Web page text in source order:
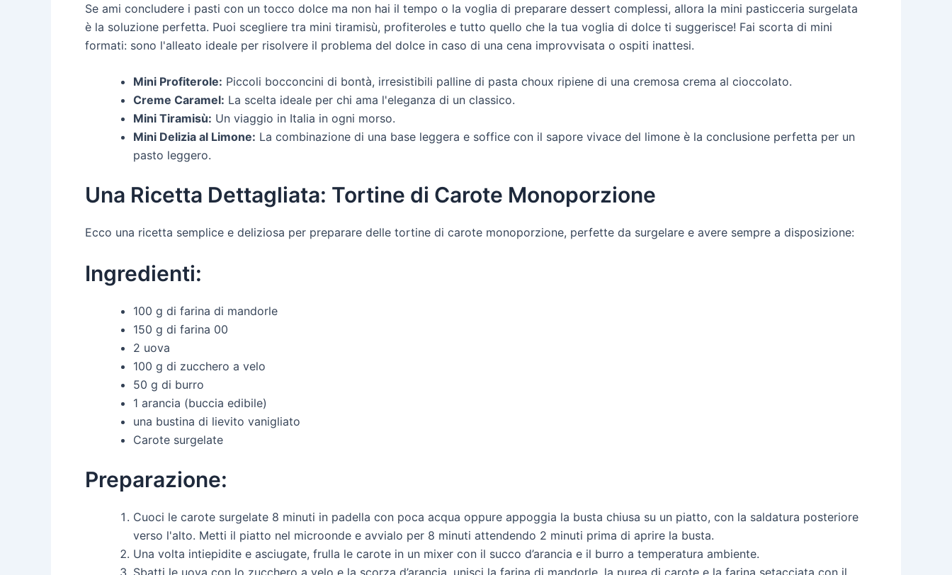
Se ami concludere i pasti con un tocco dolce ma non hai il tempo o la voglia di preparare dessert complessi, allora la mini pasticceria surgelata
è la soluzione perfetta. Puoi scegliere tra mini tiramisù, profiteroles e tutto quello che la tua voglia di dolce ti suggerisce! Fai scorta di mini
formati: sono l'alleato ideale per risolvere il problema del dolce in caso di una cena improvvisata o ospiti inattesi.
Mini Profiterole: Piccoli bocconcini di bontà, irresistibili palline di pasta choux ripiene di una cremosa crema al cioccolato.
Creme Caramel: La scelta ideale per chi ama l'eleganza di un classico.
Mini Tiramisù: Un viaggio in Italia in ogni morso.
Mini Delizia al Limone: La combinazione di una base leggera e soffice con il sapore vivace del limone è la conclusione perfetta per un
pasto leggero.
Una Ricetta Dettagliata: Tortine di Carote Monoporzione
Ecco una ricetta semplice e deliziosa per preparare delle tortine di carote monoporzione, perfette da surgelare e avere sempre a disposizione:
Ingredienti:
100 g di farina di mandorle
150 g di farina 00
2 uova
100 g di zucchero a velo
50 g di burro
1 arancia (buccia edibile)
una bustina di lievito vanigliato
Carote surgelate
Preparazione:
Cuoci le carote surgelate 8 minuti in padella con poca acqua oppure appoggia la busta chiusa su un piatto, con la saldatura posteriore
verso l'alto. Metti il piatto nel microonde e avvialo per 8 minuti attendendo 2 minuti prima di aprire la busta.
Una volta intiepidite e asciugate, frulla le carote in un mixer con il succo d’arancia e il burro a temperatura ambiente.
Sbatti le uova con lo zucchero a velo e la scorza d’arancia, unisci la farina di mandorle, la purea di carote e la farina setacciata con il